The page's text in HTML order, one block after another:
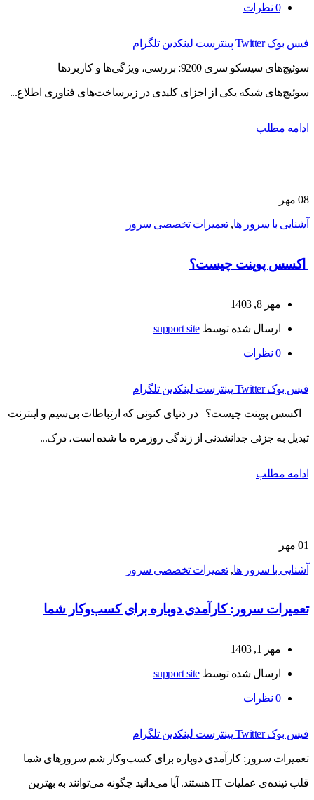
0 نظرات
فیس بوک Twitter پینترست لینکدین تلگرام
سوئیچ‌های سیسکو سری 9200: بررسی، ویژگی‌ها و کاربردها
سوئیچ‌های شبکه یکی از اجزای کلیدی در زیرساخت‌های فناوری اطلاع...
ادامه مطلب
08 مهر
آشنایی با سرور ها,تعمیرات تخصصی سرور
اکسس پوینت چیست؟
مهر 8, 1403
ارسال شده توسطsupport site
0 نظرات
فیس بوک Twitter پینترست لینکدین تلگرام
اکسس پوینت چیست؟ در دنیای کنونی که ارتباطات بی‌سیم و اینترنت
تبدیل به جزئی جدانشدنی از زندگی روزمره ما شده است، درک...
ادامه مطلب
01 مهر
آشنایی با سرور ها,تعمیرات تخصصی سرور
تعمیرات سرور: کارآمدی دوباره برای کسب‌وکار شما
مهر 1, 1403
ارسال شده توسطsupport site
0 نظرات
فیس بوک Twitter پینترست لینکدین تلگرام
تعمیرات سرور: کارآمدی دوباره برای کسب‌وکار شم سرورهای شما
قلب تپنده‌ی عملیات IT هستند. آیا می‌دانید چگونه می‌توانند به بهترین